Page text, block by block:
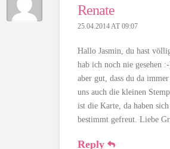
Renate
25.04.2014 AT 09:07
Hallo Jasmin, du hast
hab ich noch nie gesehen
aber gut, dass du da
uns auch die kleinen
ist die Karte, da haben
bestimmt gefreut. Liebe
Reply